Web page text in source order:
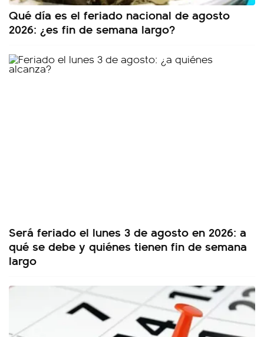
Qué día es el feriado nacional de agosto
2026: ¿es fin de semana largo?
Será feriado el lunes 3 de agosto en 2026: a
qué se debe y quiénes tienen fin de semana
largo